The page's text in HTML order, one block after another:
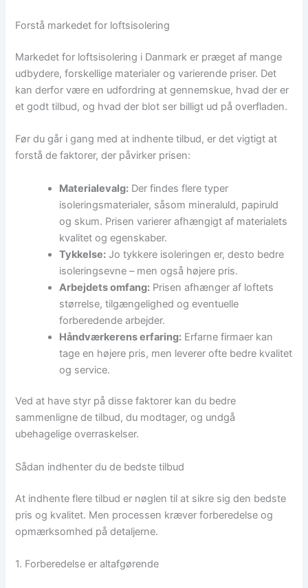
Forstå markedet for loftsisolering
Markedet for loftsisolering i Danmark er præget af mange
udbydere, forskellige materialer og varierende priser. Det
kan derfor være en udfordring at gennemskue, hvad der er
et godt tilbud, og hvad der blot ser billigt ud på overfladen.
Før du går i gang med at indhente tilbud, er det vigtigt at
forstå de faktorer, der påvirker prisen:
Materialevalg: Der findes flere typer
isoleringsmaterialer, såsom mineraluld, papiruld
og skum. Prisen varierer afhængigt af materialets
kvalitet og egenskaber.
Tykkelse: Jo tykkere isoleringen er, desto bedre
isoleringsevne – men også højere pris.
Arbejdets omfang: Prisen afhænger af loftets
størrelse, tilgængelighed og eventuelle
forberedende arbejder.
Håndværkerens erfaring: Erfarne firmaer kan
tage en højere pris, men leverer ofte bedre kvalitet
og service.
Ved at have styr på disse faktorer kan du bedre
sammenligne de tilbud, du modtager, og undgå
ubehagelige overraskelser.
Sådan indhenter du de bedste tilbud
At indhente flere tilbud er nøglen til at sikre sig den bedste
pris og kvalitet. Men processen kræver forberedelse og
opmærksomhed på detaljerne.
1. Forberedelse er altafgørende